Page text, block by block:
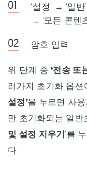
‘설정’ → ‘일
→ ‘모든 콘텐
암호 입력
위 단계 중‘전송 또
러가지 초기화 옵
설정’을 누르면 사
만 초기화되는 일반
및 설정 지우기’를
다.